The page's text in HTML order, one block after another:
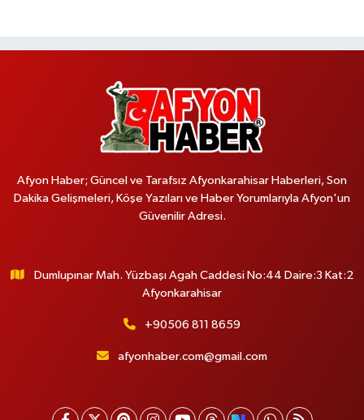
Afyon Haber; Güncel ve Tarafsız Afyonkarahisar Haberleri, Son
Dakika Gelişmeleri, Köşe Yazıları ve Haber Yorumlarıyla Afyon'un
Güvenilir Adresi.
Dumlupınar Mah. Yüzbaşı Agah Caddesi No:44 Daire:3 Kat:2
Afyonkarahisar
+90506 811 8659
afyonhaber.com@gmail.com